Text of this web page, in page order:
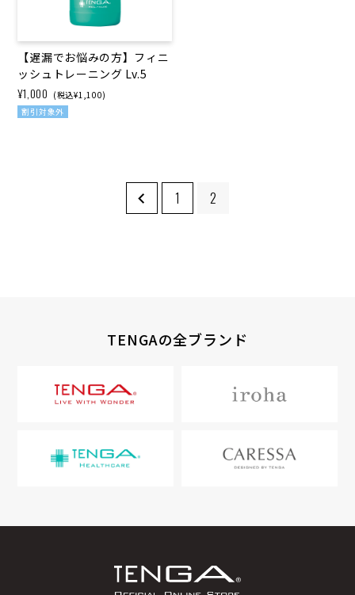
【遅漏でお悩みの方】フィニ
ッシュトレーニング Lv.5
¥1,000 (税込¥1,100)
割引対象外
1 2
TENGAの全ブランド